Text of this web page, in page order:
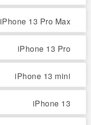
iPhone 13 Pro Max
iPhone 13 Pro
iPhone 13 mini
iPhone 13